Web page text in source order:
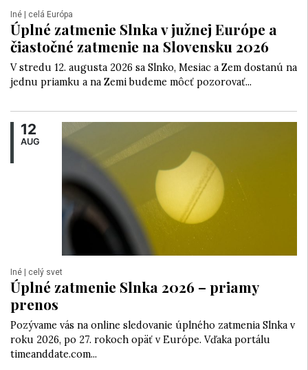
Iné | celá Európa
Úplné zatmenie Slnka v južnej Európe a
čiastočné zatmenie na Slovensku 2026
V stredu 12. augusta 2026 sa Slnko, Mesiac a Zem dostanú na
jednu priamku a na Zemi budeme môcť pozorovať...
12
AUG
Iné | celý svet
Úplné zatmenie Slnka 2026 – priamy
prenos
Pozývame vás na online sledovanie úplného zatmenia Slnka v
roku 2026, po 27. rokoch opäť v Európe. Vďaka portálu
timeanddate.com...